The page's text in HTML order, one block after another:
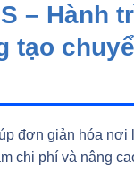
– Hành
tạo
đơn giản hóa nơi
chi phí và nâng